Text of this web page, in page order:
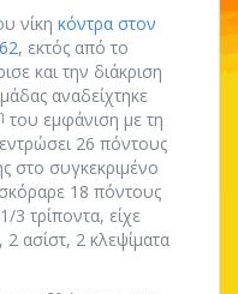
νίκη κόντρα στον
, εκτός από το
και την διάκριση
αναδείχτηκε
του εμφάνιση με τη
26 πόντους
στο συγκεκριμένο
σκόραρε 18 πόντους
3 τρίποντα, είχε
ασίστ, 2 κλεψίματα